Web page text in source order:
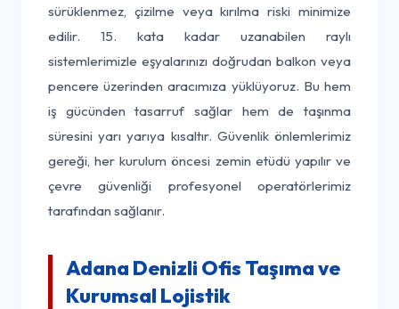
sürüklenmez, çizilme veya kırılma riski minimize
edilir. 15. kata kadar uzanabilen raylı
sistemlerimizle eşyalarınızı doğrudan balkon veya
pencere üzerinden aracımıza yüklüyoruz. Bu hem
iş gücünden tasarruf sağlar hem de taşınma
süresini yarı yarıya kısaltır. Güvenlik önlemlerimiz
gereği, her kurulum öncesi zemin etüdü yapılır ve
çevre güvenliği profesyonel operatörlerimiz
tarafından sağlanır.
Adana Denizli Ofis Taşıma ve
Kurumsal Lojistik